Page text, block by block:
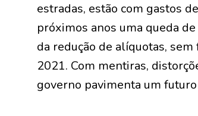
estradas, estão com gastos
próximos anos uma queda
da redução de alíquotas,
2021. Com mentiras,
governo pavimenta um